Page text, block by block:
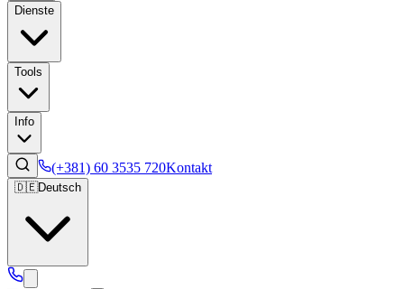
Dienste
Tools
Info
(+381) 60 3535 720Kontakt
🇩🇪Deutsch